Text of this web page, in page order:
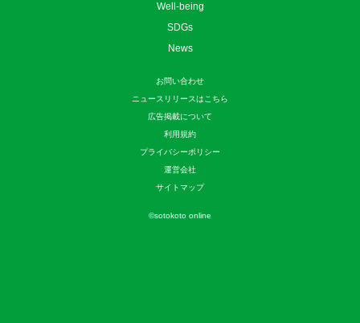
Well-being
SDGs
News
お問い合わせ
ニュースリリースはこちら
広告掲載について
利用規約
プライバシーポリシー
運営会社
サイトマップ
©sotokoto online